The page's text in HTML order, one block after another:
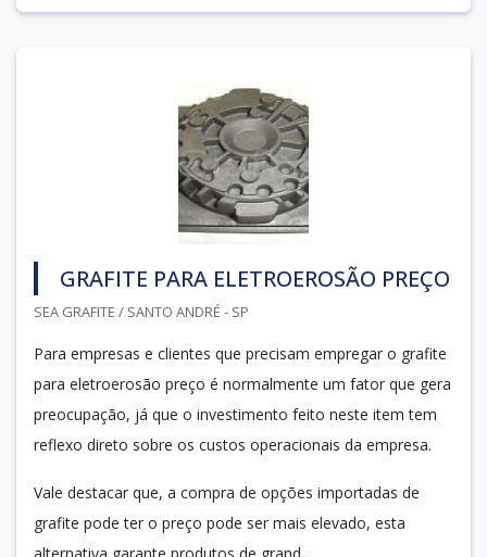
GRAFITE PARA ELETROEROSÃO PREÇO
SEA GRAFITE / SANTO ANDRÉ - SP
Para empresas e clientes que precisam empregar o grafite
para eletroerosão preço é normalmente um fator que gera
preocupação, já que o investimento feito neste item tem
reflexo direto sobre os custos operacionais da empresa.
Vale destacar que, a compra de opções importadas de
grafite pode ter o preço pode ser mais elevado, esta